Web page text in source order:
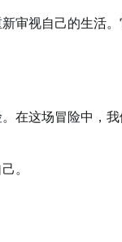
审视自己的生活
在这场冒险中，
。